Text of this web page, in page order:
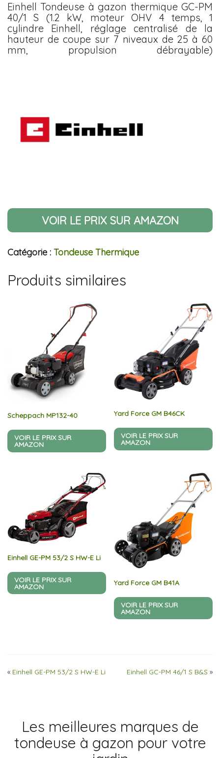
Einhell Tondeuse à gazon thermique GC-PM
40/1 S (1.2 kW, moteur OHV 4 temps, 1
cylindre Einhell, réglage centralisé de la
hauteur de coupe sur 7 niveaux de 25 à 60
mm, propulsion débrayable)
VOIR LE PRIX SUR AMAZON
Catégorie : Tondeuse Thermique
Produits similaires
Scheppach MP132-40
VOIR LE PRIX SUR
AMAZON
Yard Force GM B46CK
VOIR LE PRIX SUR
AMAZON
Einhell GE-PM 53/2 S HW-E Li
VOIR LE PRIX SUR
AMAZON Yard Force GM B41A
VOIR LE PRIX SUR
AMAZON
« Einhell GE-PM 53/2 S HW-E Li Einhell GC-PM 46/1 S B&S »
Les meilleures marques de
tondeuse à gazon pour votre